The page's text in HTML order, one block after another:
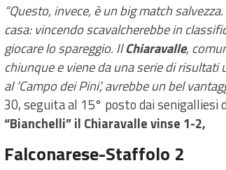
“Questo, invece, è un big match
casa: vincendo scavalcherebbe in
giocare lo spareggio. IlChiaravalle,
chiunque e viene da una serie di
al ‘Campo dei Pini’, avrebbe un bel
30, seguita al 15° posto dai
“Bianchelli” il Chiaravalle vinse 1-2,
Falconarese-Staffolo 2